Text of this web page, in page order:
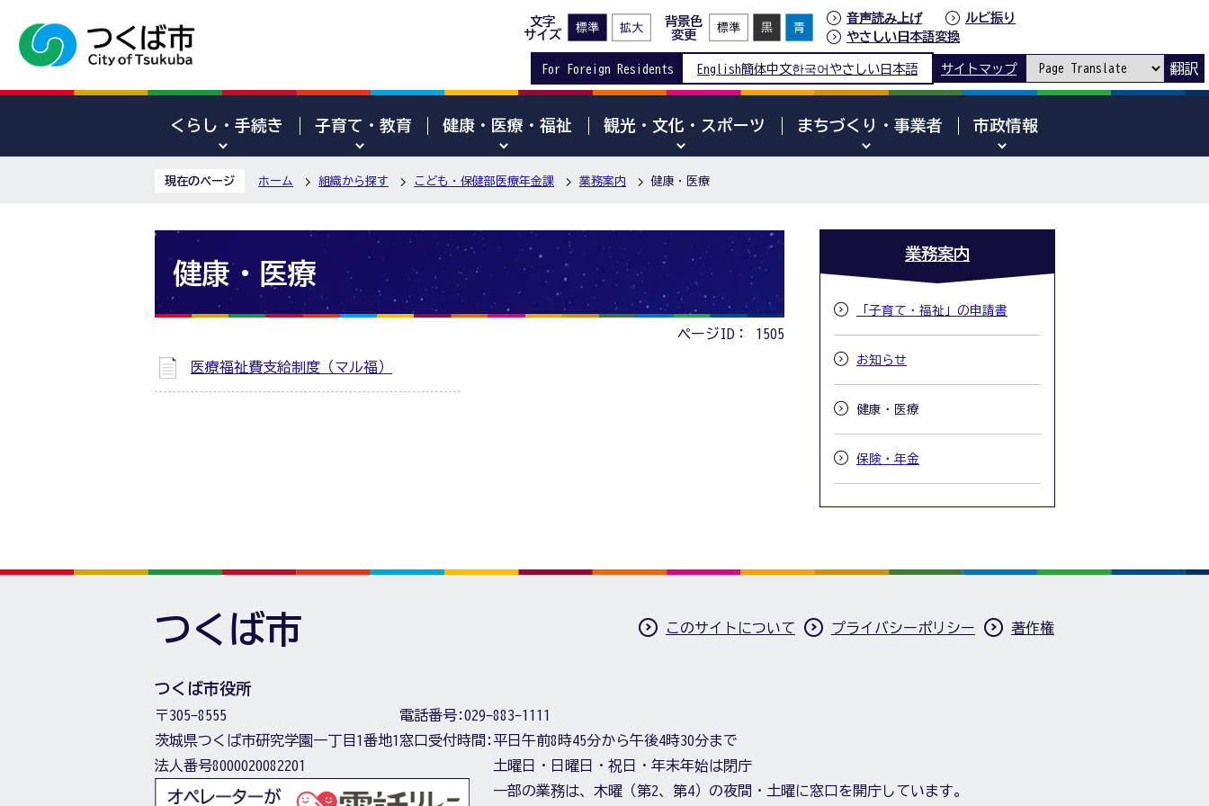
文字
サイズ
背景色
変更
音声読み上げ
ルビ振り
やさしい日本語変換
For Foreign Residents English簡体中文한국어 やさしい日本語 サイトマップ 翻訳
くらし・手続き 子育て・教育 健康・医療・福祉 観光・文化・スポーツ まちづくり・事業者 市政情報
現在のページ ホーム 組織から探す こども・保健部医療年金課 業務案内 健康・医療
健康・医療
ページID： 1505
医療福祉費支給制度（マル福）
業務案内
「子育て・福祉」の申請書
お知らせ
健康・医療
保険・年金
つくば市 このサイトについて プライバシーポリシー 著作権
つくば市役所
〒305-8555
茨城県つくば市研究学園一丁目1番地1
法人番号8000020082201
電話番号:029-883-1111
窓口受付時間:平日午前8時45分から午後4時30分まで
土曜日・日曜日・祝日・年末年始は閉庁
一部の業務は、木曜（第2、第4）の夜間・土曜に窓口を開庁しています。